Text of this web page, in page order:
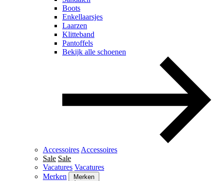
Boots
Enkellaarsjes
Laarzen
Klitteband
Pantoffels
Bekijk alle schoenen
Accessoires Accessoires
Sale Sale
Vacatures Vacatures
Merken
Merken